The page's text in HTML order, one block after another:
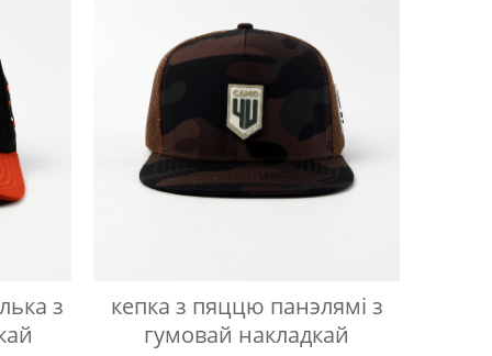
з
кепка з пяццю панэлямі з
гумовай накладкай